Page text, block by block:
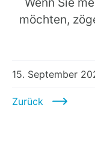
möchten,
15. September
Zurück